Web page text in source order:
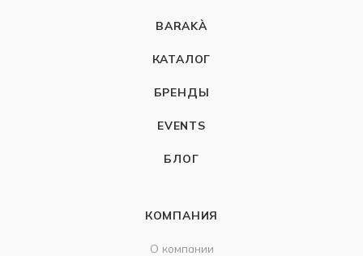
BARAKÀ
КАТАЛОГ
БРЕНДЫ
EVENTS
БЛОГ
КОМПАНИЯ
О компании